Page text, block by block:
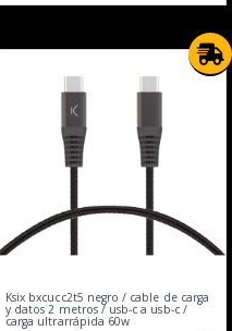
Ksix bxcucc2t5 negro / cable de carga
y datos 2 metros / usb-c a usb-c /
carga ultrarrápida 60w